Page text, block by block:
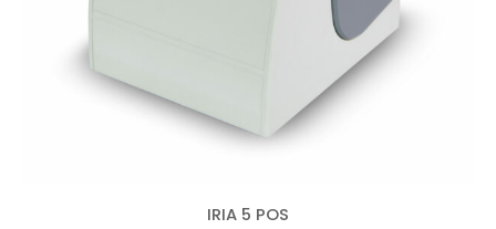
IRIA 5 POS